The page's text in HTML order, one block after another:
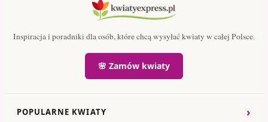
Inspiracja i poradniki dla osób, które chcą wysyłać kwiaty w całej Polsce.
🌸 Zamów kwiaty
POPULARNE KWIATY ›